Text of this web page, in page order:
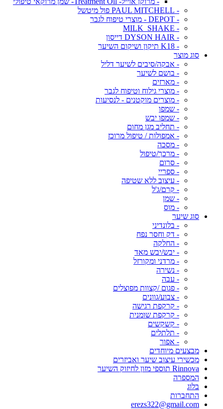
- PAUL MITCHELL פול מיטשל
- DEPOT - מוצרי טיפוח לגבר
- MILK_SHAKE
- DYSON HAIR דייסון
- K18 תיקון ושיקום השיער
סוג מוצר
- אבקה/סיבים לשיער דליל
- בושם לשיער
- מארזים
- מוצרי גילוח וטיפוח לגבר
- מוצרים מוקטנים - לנסיעות
- שמפו
- שמפו יבש
- תחליב מגן מחום
- אמפולות / טיפול מרוכז
- מסכה
- מרכך/טיפול
- סרום
- ספריי
- עיצוב ללא שטיפה
- קרם/ג'ל
- שמן
- מוס
סוג שיער
- בלונדיני
- דק וחסר נפח
- החלקה
- יבש/יבש מאד
- מרדני ומקורזל
- נשירה
- עבה
- פגום /קצוות מפוצלים
- צבוע/גוונים
- קרקפת רגישה
- קרקפת שומנית
- קשקשים
- תלתלים
- אפור
מבצעים מיוחדים
מכשירי עיצוב שיער ואביזרים
Rinnova תוספי מזון לחיזוק השיער
המספרה
בלוג
התחברות
erezs322@gmail.com